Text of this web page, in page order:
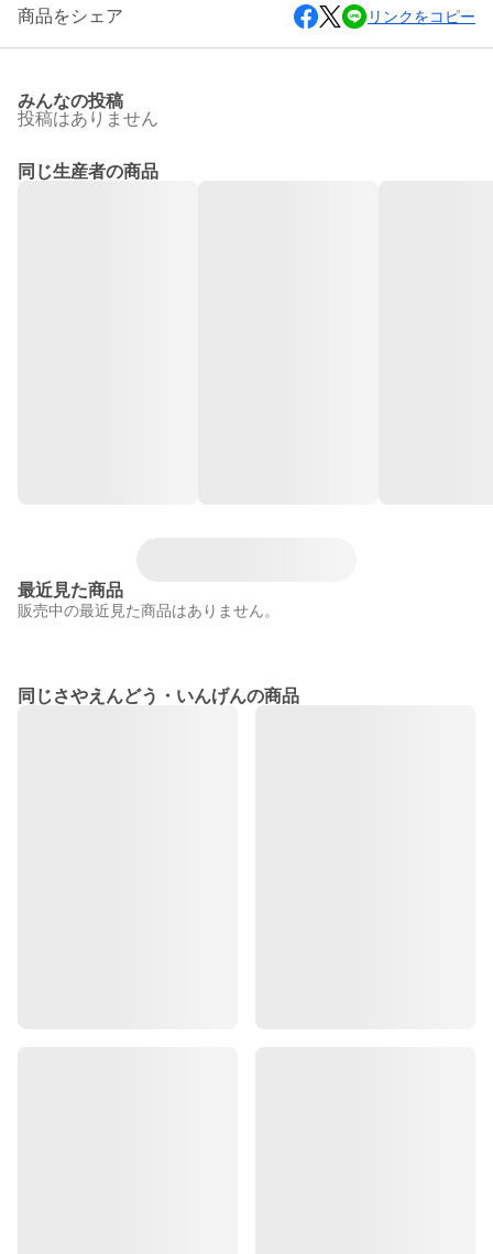
商品をシェア リンクをコピー
みんなの投稿
投稿はありません
同じ生産者の商品
最近見た商品
販売中の最近見た商品はありません。
同じさやえんどう・いんげんの商品